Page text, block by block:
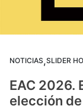
NOTICIAS,SLIDER
EAC 2026.
elección